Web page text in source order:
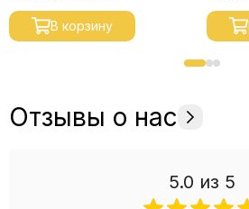
В корзину
Отзывы о нас
5.0 из 5